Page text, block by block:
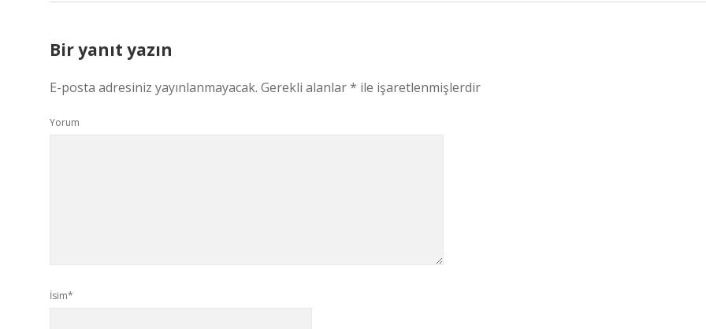
Bir yanıt yazın
E-posta adresiniz yayınlanmayacak. Gerekli alanlar* ile işaretlenmişlerdir
Yorum
İsim*